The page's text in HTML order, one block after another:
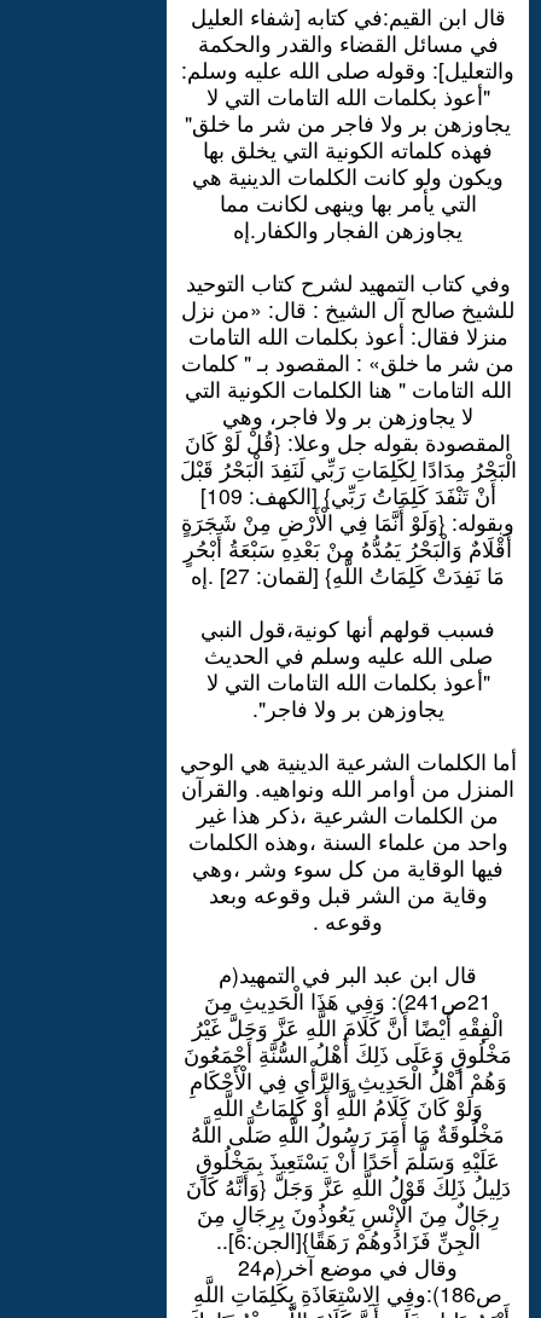
قال ابن القيم:في كتابه [شفاء العليل
في مسائل القضاء والقدر والحكمة
والتعليل]: وقوله صلى الله عليه وسلم:
"أعوذ بكلمات الله التامات التي لا
يجاوزهن بر ولا فاجر من شر ما خلق"
فهذه كلماته الكونية التي يخلق بها
ويكون ولو كانت الكلمات الدينية هي
التي يأمر بها وينهى لكانت مما
يجاوزهن الفجار والكفار.إه
وفي كتاب التمهيد لشرح كتاب التوحيد
للشيخ صالح آل الشيخ : قال: «من نزل
منزلا فقال: أعوذ بكلمات الله التامات
من شر ما خلق» : المقصود بـ " كلمات
الله التامات " هنا الكلمات الكونية التي
لا يجاوزهن بر ولا فاجر، وهي
المقصودة بقوله جل وعلا: {قُلْ لَوْ كَانَ
الْبَحْرُ مِدَادًا لِكَلِمَاتِ رَبِّي لَنَفِدَ الْبَحْرُ قَبْلَ
أَنْ تَنْفَدَ كَلِمَاتُ رَبِّي} [الكهف: 109]
وبقوله: {وَلَوْ أَنَّمَا فِي الْأَرْضِ مِنْ شَجَرَةٍ
أَقْلَامٌ وَالْبَحْرُ يَمُدُّهُ مِنْ بَعْدِهِ سَبْعَةُ أَبْحُرٍ
مَا نَفِدَتْ كَلِمَاتُ اللَّهِ} [لقمان: 27] .إه
فسبب قولهم أنها كونية،قول النبي
صلى الله عليه وسلم في الحديث
"أعوذ بكلمات الله التامات التي لا
يجاوزهن بر ولا فاجر".
أما الكلمات الشرعية الدينية هي الوحي
المنزل من أوامر الله ونواهيه. والقرآن
من الكلمات الشرعية ،ذكر هذا غير
واحد من علماء السنة ،وهذه الكلمات
فيها الوقاية من كل سوء وشر ،وهي
وقاية من الشر قبل وقوعه وبعد
وقوعه .
قال ابن عبد البر في التمهيد(م
21ص241): وَفِي هَذَا الْحَدِيثِ مِنَ
الْفِقْهِ أَيْضًا أَنَّ كَلَامَ اللَّهِ عَزَّ وَجَلَّ غَيْرُ
مَخْلُوقٍ وَعَلَى ذَلِكَ أَهْلُ السُّنَّةِ أَجْمَعُونَ
وَهُمْ أَهْلُ الْحَدِيثِ وَالرَّأْيِ فِي الْأَحْكَامِ
وَلَوْ كَانَ كَلَامُ اللَّهِ أَوْ كَلِمَاتُ اللَّهِ
مَخْلُوقَةٌ مَا أَمَرَ رَسُولُ اللَّهِ صَلَّى اللَّهُ
عَلَيْهِ وَسَلَّمَ أَحَدًا أَنْ يَسْتَعِيذَ بِمَخْلُوقٍ
دَلِيلُ ذَلِكَ قَوْلُ اللَّهِ عَزَّ وَجَلَّ {وَأَنَّهُ كَانَ
رِجَالٌ مِنَ الْإِنْسِ يَعُوذُونَ بِرِجَالٍ مِنَ
الْجِنِّ فَزَادُوهُمْ رَهَقًا}[الجن:6]..
وقال في موضع آخر(م24
ص186):وفِي الِاسْتِعَاذَةِ بِكَلِمَاتِ اللَّهِ